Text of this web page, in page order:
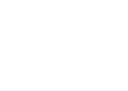
можем добиться в